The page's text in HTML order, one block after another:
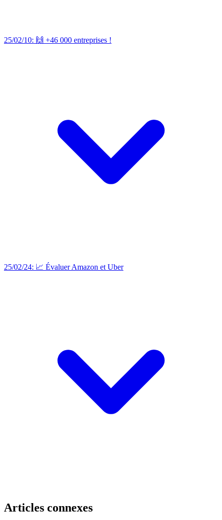
25/02/10: 🙌 +46 000 entreprises !
25/02/24: 📈 Évaluer Amazon et Uber
Articles connexes